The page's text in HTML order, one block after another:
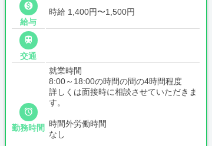

給与
時給 1,400円〜1,500円

交通

勤務時間
就業時間
8:00～18:00の時間の間の4時間程度
詳しくは面接時に相談させていただきま
す。
時間外労働時間
なし